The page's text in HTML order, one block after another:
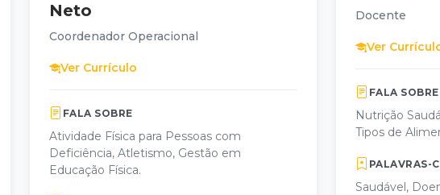
Neto
Coordenador Operacional
Ver Currículo
FALA SOBRE
Atividade Física para Pessoas com
Deficiência, Atletismo, Gestão em
Educação Física.
Docente
Ver
FALA SOBRE
Nutrição
Tipos de
PALAVRAS-
Saudável,